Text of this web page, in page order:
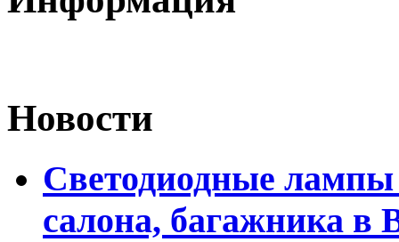
Новости
Светодиодные лампы
салона, багажника в